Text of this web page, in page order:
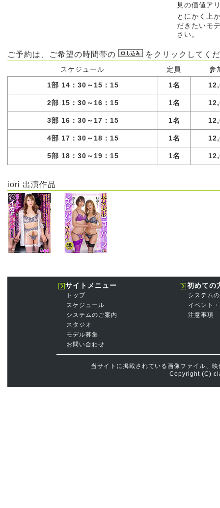
見の価値ア
とにかく上
だきたいモ
さい。
ご予約は、ご希望の時間帯の をクリックしてく
スケジュール 定員
参
1部 14：30～15：15
1名
2部 15：30～16：15 1名
3部 16：30～17：15 1名
4部 17：30～18：15 1名
5部 18：30～19：15 1名
iori 出演作品
サイトメニュー
トップ
スケジュール
システムのご案内
スタジオ
モデル募集
お問い合わせ
初めての
システム
イベント
注意事項
当サイトに掲載されている画像ファイル、
Copyright (C)